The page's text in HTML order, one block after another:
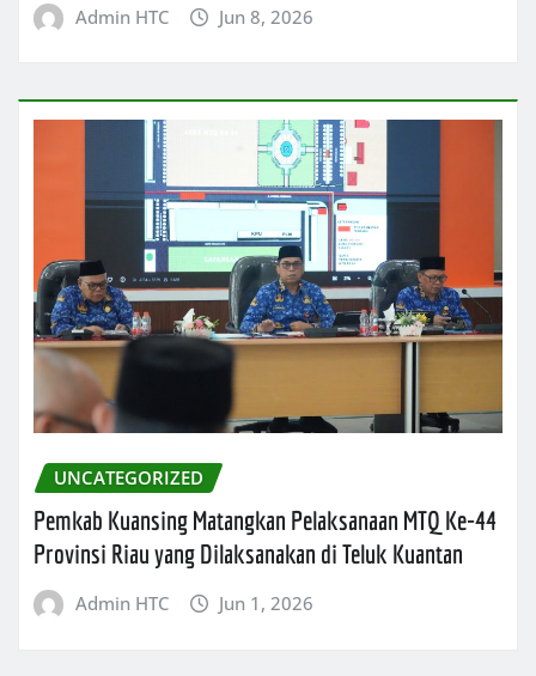
Admin HTC Jun 8, 2026
UNCATEGORIZED
Pemkab Kuansing Matangkan Pelaksanaan MTQ Ke-44
Provinsi Riau yang Dilaksanakan di Teluk Kuantan
Admin HTC Jun 1, 2026